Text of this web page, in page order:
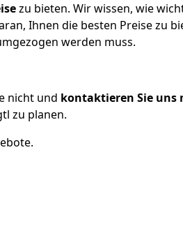
zu bieten. Wir wissen, wie
Ihnen die besten Preise zu
werden muss.
nicht und kontaktieren Sie uns
zu planen.